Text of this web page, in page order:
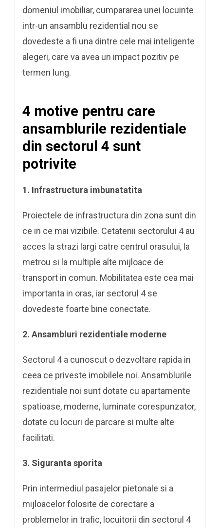
domeniul imobiliar, cumpararea unei locuinte
intr-un ansamblu rezidential nou se
dovedeste a fi una dintre cele mai inteligente
alegeri, care va avea un impact pozitiv pe
termen lung.
4 motive pentru care
ansamblurile rezidentiale
din sectorul 4 sunt
potrivite
1. Infrastructura imbunatatita
Proiectele de infrastructura din zona sunt din
ce in ce mai vizibile. Cetatenii sectorului 4 au
acces la strazi largi catre centrul orasului, la
metrou si la multiple alte mijloace de
transport in comun. Mobilitatea este cea mai
importanta in oras, iar sectorul 4 se
dovedeste foarte bine conectate.
2. Ansambluri rezidentiale moderne
Sectorul 4 a cunoscut o dezvoltare rapida in
ceea ce priveste imobilele noi. Ansamblurile
rezidentiale noi sunt dotate cu apartamente
spatioase, moderne, luminate corespunzator,
dotate cu locuri de parcare si multe alte
facilitati.
3. Siguranta sporita
Prin intermediul pasajelor pietonale si a
mijloacelor folosite de corectare a
problemelor in trafic, locuitorii din sectorul 4